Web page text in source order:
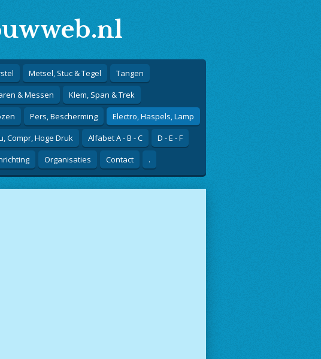
Metsel, Stuc & Tegel
Tangen
& Messen
Klem, Span & Trek
Pers, Bescherming
Electro, Haspels, Lamp
Compr, Hoge Druk Alfabet A - B - C
D - E - F
Organisaties Contact .